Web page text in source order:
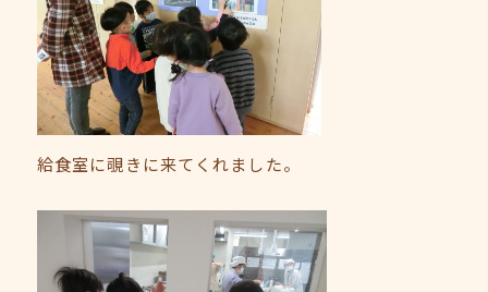
給食室に覗きに来てくれました。